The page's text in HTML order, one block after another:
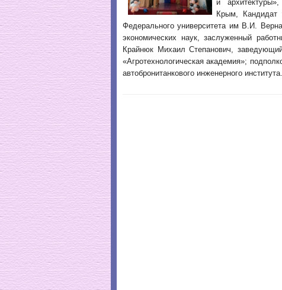
и
Крым, Кандидат
Федерального университета им В.И.
экономических наук, заслуженный
Крайнюк Михаил Степанович,
«Агротехнологическая академия»;
автобронитанкового инженерного института.